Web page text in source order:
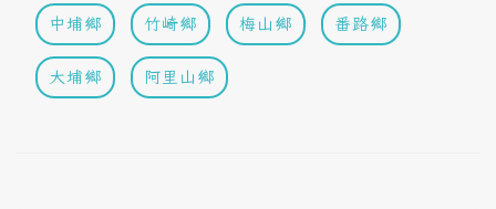
中埔鄉 竹崎鄉 梅山鄉 番路鄉
大埔鄉 阿里山鄉